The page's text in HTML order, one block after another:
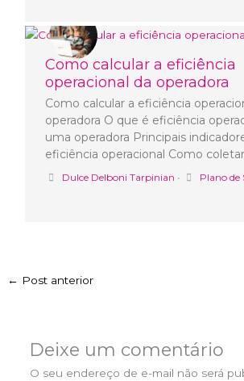
Como calcular a eficiência
operacional da operadora
Como calcular a eficiência
operadora O que é eficiência
uma operadora Principais
eficiência operacional Como
Dulce Delboni Tarpinian • Plano de
← Post anterior
Deixe um comentário
O seu endereço de e-mail não será